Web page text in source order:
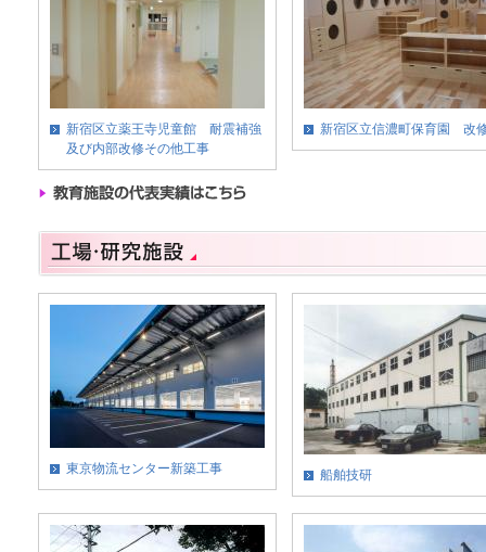
新宿区立薬王寺児童館 耐震補強
及び内部改修その他工事
新宿区立信濃町保育園 改
東京物流センター新築工事 船舶技研